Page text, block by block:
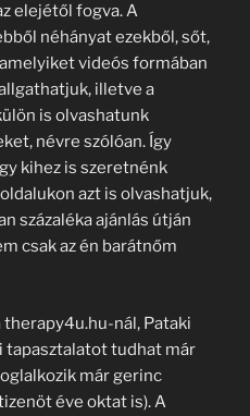
elejétől fogva. A
néhányat ezekből, sőt,
videós formában
illetve a
is olvashatunk
névre szólóan. Így
kihez is szeretnénk
azt is olvashatjuk,
százaléka ajánlás útján
csak az én barátnőm
nál, Pataki
tapasztalatot tudhat már
már gerinc
éve oktat is). A